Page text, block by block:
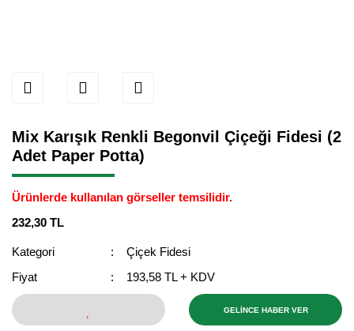
Mix Karışık Renkli Begonvil Çiçeği Fidesi (2
Adet Paper Potta)
Ürünlerde kullanılan görseller temsilidir.
232,30 TL
Kategori
Çiçek Fidesi
Fiyat
193,58 TL + KDV
GELİNCE HABER VER